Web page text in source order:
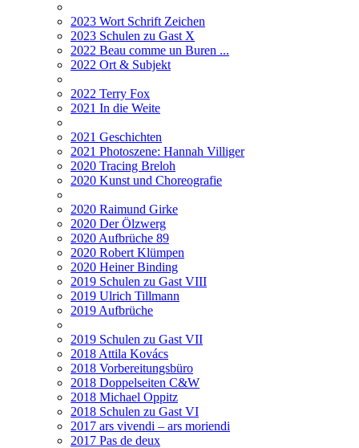
2023 Wort Schrift Zeichen
2023 Schulen zu Gast X
2022 Beau comme un Buren ...
2022 Ort & Subjekt
2022 Terry Fox
2021 In die Weite
2021 Geschichten
2021 Photoszene: Hannah Villiger
2020 Tracing Breloh
2020 Kunst und Choreografie
2020 Raimund Girke
2020 Der Ölzwerg
2020 Aufbrüche 89
2020 Robert Klümpen
2020 Heiner Binding
2019 Schulen zu Gast VIII
2019 Ulrich Tillmann
2019 Aufbrüche
2019 Schulen zu Gast VII
2018 Attila Kovács
2018 Vorbereitungsbüro
2018 Doppelseiten C&W
2018 Michael Oppitz
2018 Schulen zu Gast VI
2017 ars vivendi – ars moriendi
2017 Pas de deux